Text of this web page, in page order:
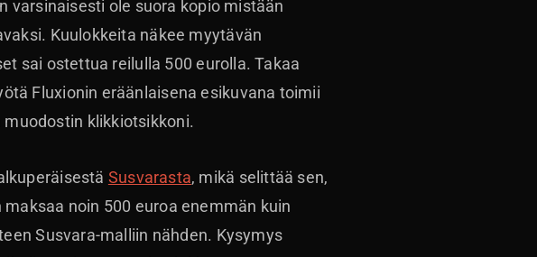
varsinaisesti ole suora kopio mistään
Kuulokkeita näkee myytävän
sai ostettua reilulla 500 eurolla. Takaa
Fluxionin eräänlaisena esikuvana toimii
muodostin klikkiotsikkoni.
Susvarasta, mikä selittää sen,
noin 500 euroa enemmän kuin
Susvara-malliin nähden. Kysymys